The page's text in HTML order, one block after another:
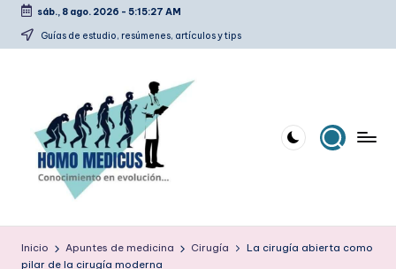
Saltar
sáb., 8 ago. 2026 - 5:15:28 AM
Guías de estudio, resúmenes, artículos y tips
oestudio,
Inicio Apuntes de medicina Cirugía
La cirugía abierta como
pilar de la cirugía moderna